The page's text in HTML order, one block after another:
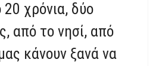
χρόνια, δύο
από το νησί, από
κάνουν ξανά να